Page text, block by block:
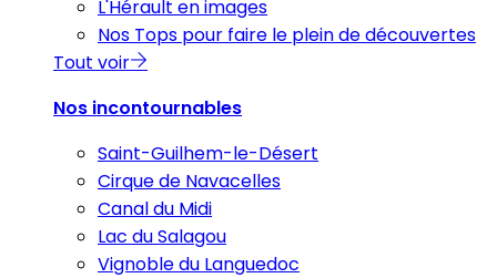
L'Hérault en images
Nos Tops pour faire le plein de découvertes
Tout voir
Nos incontournables
Saint-Guilhem-le-Désert
Cirque de Navacelles
Canal du Midi
Lac du Salagou
Vignoble du Languedoc